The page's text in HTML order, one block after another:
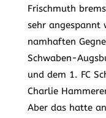
Frischmuth
sehr angespannt
namhaften
Schwaben-
und dem 1. FC
Charlie
Aber das hatte